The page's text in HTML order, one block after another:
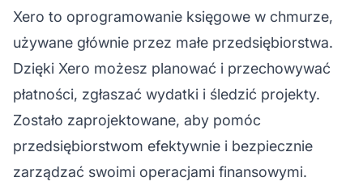
Xero to oprogramowanie księgowe w chmurze,
używane głównie przez małe przedsiębiorstwa.
Dzięki Xero możesz planować i przechowywać
płatności, zgłaszać wydatki i śledzić projekty.
Zostało zaprojektowane, aby pomóc
przedsiębiorstwom efektywnie i bezpiecznie
zarządzać swoimi operacjami finansowymi.